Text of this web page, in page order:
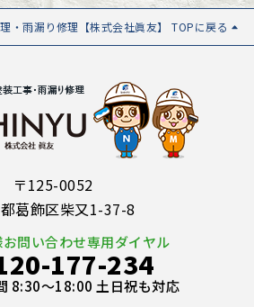
・雨漏り修理【株式会社眞友】 TOPに戻る
〒125-0052
葛飾区柴又1-37-8
問い合わせ専用ダイヤル
177-234
8:30～18:00 土日祝も対応